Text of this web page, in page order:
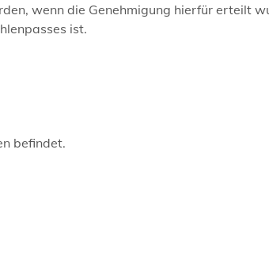
wenn die Genehmigung hierfür erteilt
ist.
befindet.